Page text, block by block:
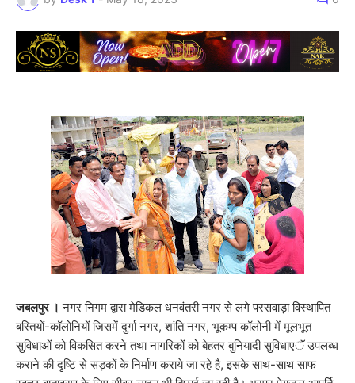
जबलपुर । नगर निगम द्वारा मेडिकल धनवंतरी नगर से लगे परसवाड़ा विस्थापित
बस्तियों-कॉलोनियों जिसमें दुर्गा नगर, शांति नगर, भूकम्प कॉलोनी में मूलभूत
सुविधाओं को विकसित करने तथा नागरिकों को बेहतर बुनियादी सुविधाएॅं उपलब्ध
कराने की दृष्टि से सड़कों के निर्माण कराये जा रहे है, इसके साथ-साथ साफ